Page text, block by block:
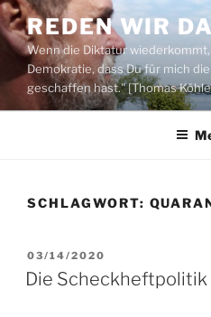
Zum
Inhalt
springen
REDEN WIR
Wenn die Diktatur
Demokratie, dass Du für mich
geschaffen hast." [Thomas
SCHLAGWORT:
VERÖFFENTLICHT
AM
03/14/2020
Die Scheckheftpolitik